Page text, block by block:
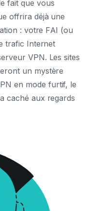
fait que vous
offrira déjà une
: votre FAI (ou
trafic Internet
VPN. Les sites
un mystère
en mode furtif, le
caché aux regards